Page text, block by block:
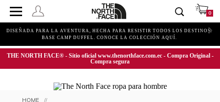
0
PARA RESISTIR TODOS LOS DESTINOS.
CONOCE LA COLECCIÓN AQUÍ.
¡COMPRA EN THE NORTH FACE
THE NORTH FACE® - Sitio oficial www.thenorthface.com.ec - Compra Original -
Compra segura
ROPA, CALZADO Y ACCESORIOS